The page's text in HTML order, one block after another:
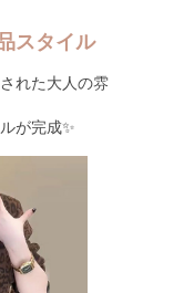
スタイル
れた大人の雰
が完成✨